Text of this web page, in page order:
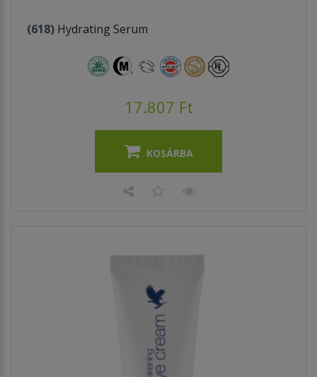
(618) Hydrating Serum
17.807 Ft
KOSÁRBA